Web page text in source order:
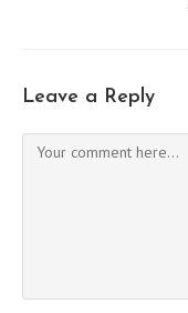
Leave a Reply
Comment